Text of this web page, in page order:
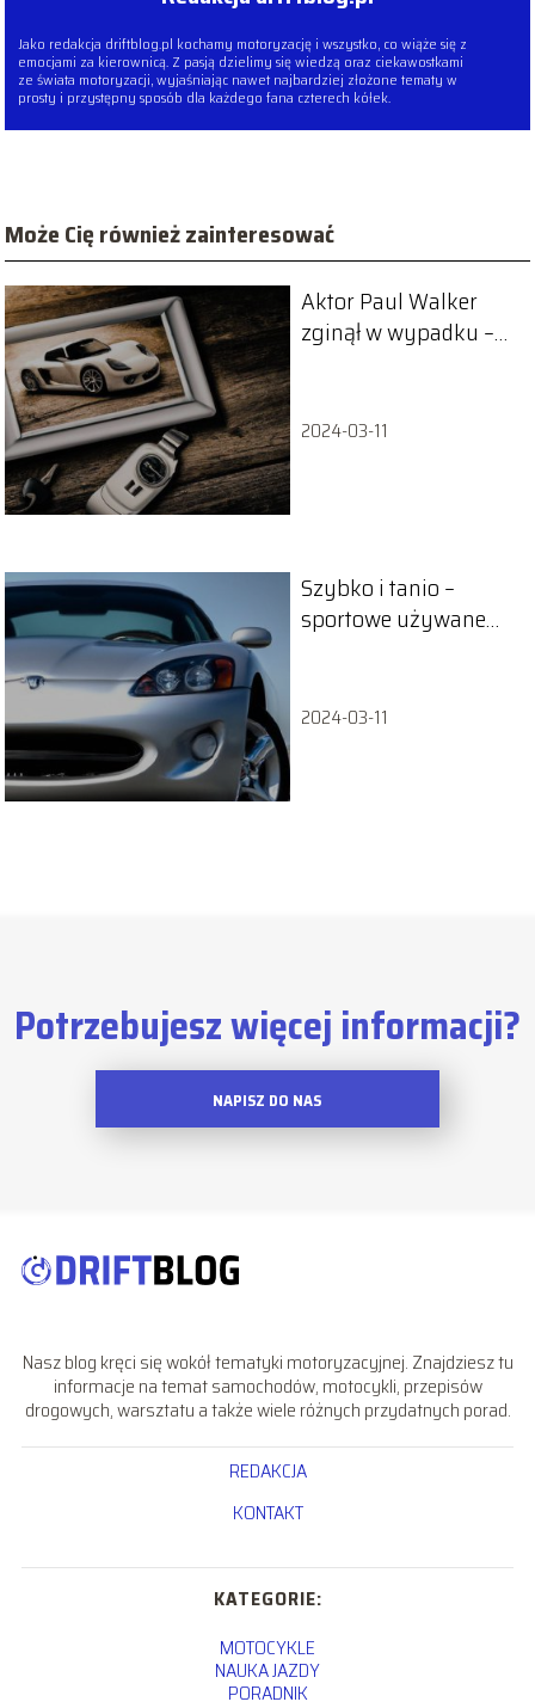
Jako redakcja driftblog.pl kochamy motoryzację i wszystko, co wiąże się z
emocjami za kierownicą. Z pasją dzielimy się wiedzą oraz ciekawostkami
ze świata motoryzacji, wyjaśniając nawet najbardziej złożone tematy w
prosty i przystępny sposób dla każdego fana czterech kółek.
Może Cię również zainteresować
Aktor Paul Walker
zginął w wypadku –
2024-03-11
Szybko i tanio –
sportowe używane
pobawić
2024-03-11
Potrzebujesz więcej informacji?
NAPISZ DO NAS
Nasz blog kręci się wokół tematyki motoryzacyjnej. Znajdziesz tu
informacje na temat samochodów, motocykli, przepisów
drogowych, warsztatu a także wiele różnych przydatnych porad.
REDAKCJA
KONTAKT
KATEGORIE:
MOTOCYKLE
NAUKA JAZDY
PORADNIK